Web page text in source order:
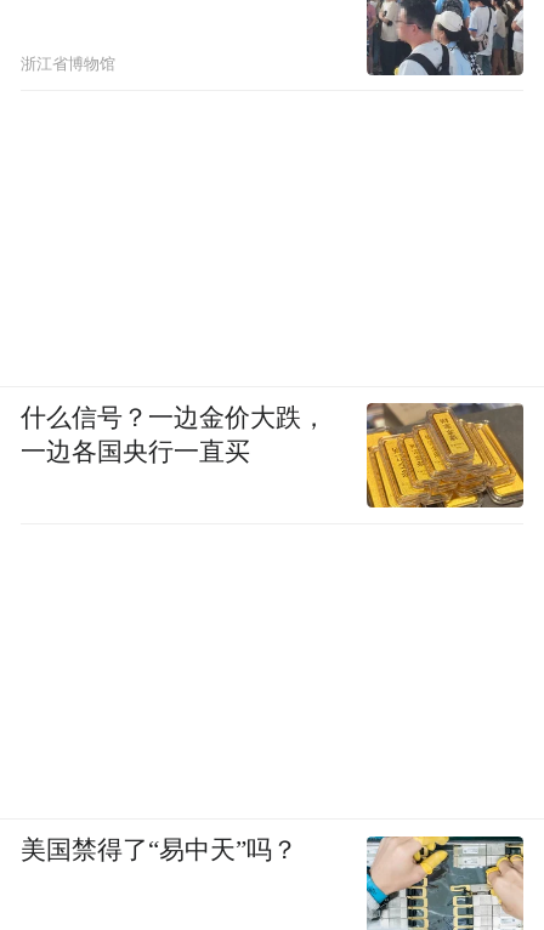
浙江省博物馆
什么信号？一边金价大跌，
一边各国央行一直买
美国禁得了“易中天”吗？